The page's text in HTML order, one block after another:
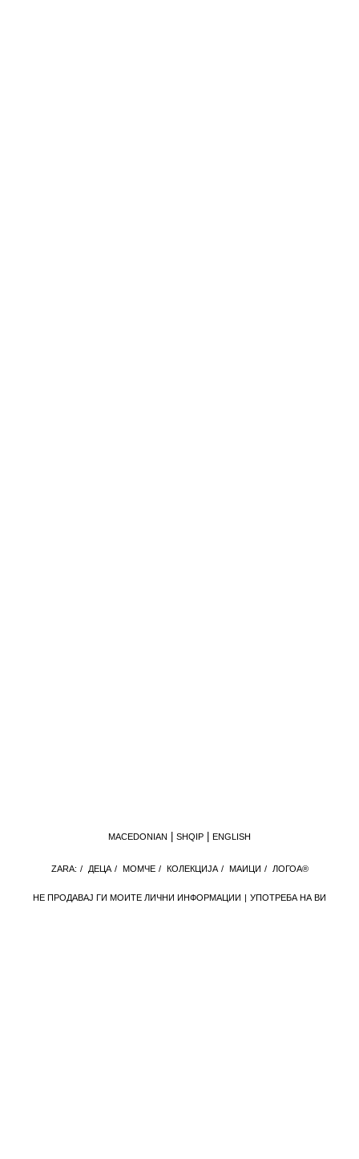
НЕ ПРОДАВАЈ ГИ МОИТЕ ЛИЧНИ ИНФОРМАЦИИ УПОТРЕБА НА ВИ
ZARA: / ДЕЦА / МОМЧЕ / КОЛЕКЦИЈА / МАИЦИ / ЛОГОА®
MACEDONIAN SHQIP ENGLISH